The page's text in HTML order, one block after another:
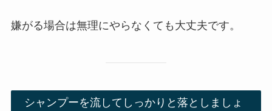
嫌がる場合は無理にやらなくても大丈夫です。
シャンプーを流してしっかりと落としましょ